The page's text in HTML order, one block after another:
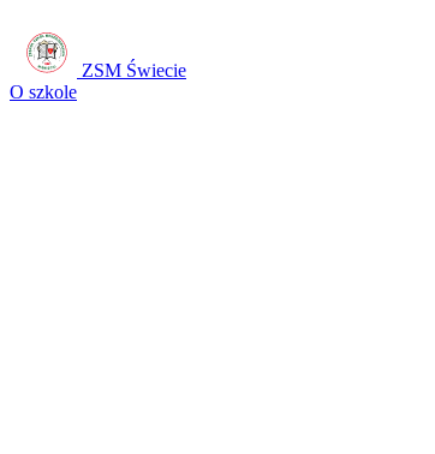
ZSM Świecie
O szkole